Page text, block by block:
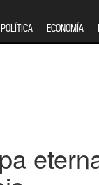
POLÍTICA ECONOMÍA